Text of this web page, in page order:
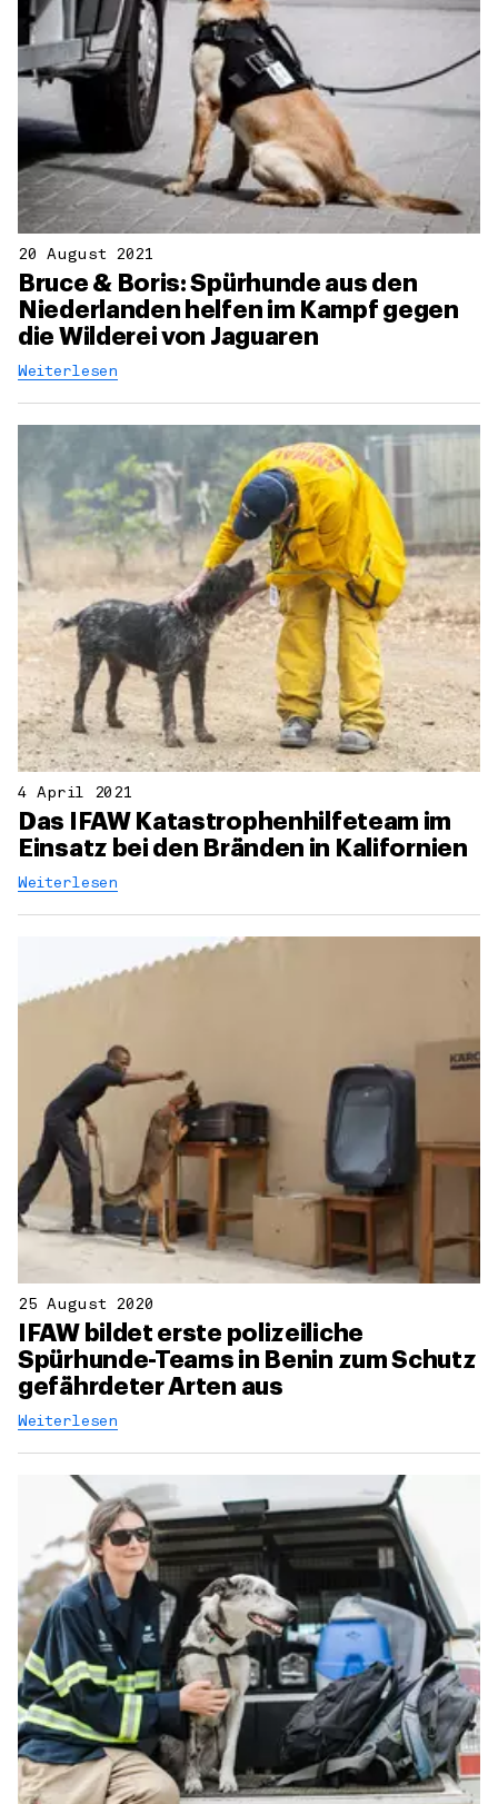
20 August 2021
Bruce & Boris: Spürhunde aus den
Niederlanden helfen im Kampf gegen
die Wilderei von Jaguaren
Weiterlesen
4 April 2021
Das IFAW Katastrophenhilfeteam im
Einsatz bei den Bränden in Kalifornien
Weiterlesen
25 August 2020
IFAW bildet erste polizeiliche
Spürhunde-Teams in Benin zum Schutz
gefährdeter Arten aus
Weiterlesen